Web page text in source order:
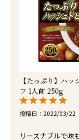
【たっぷり】ハ
フ 1人前 250g
投稿日 2022/03/22
リーズナブルで味